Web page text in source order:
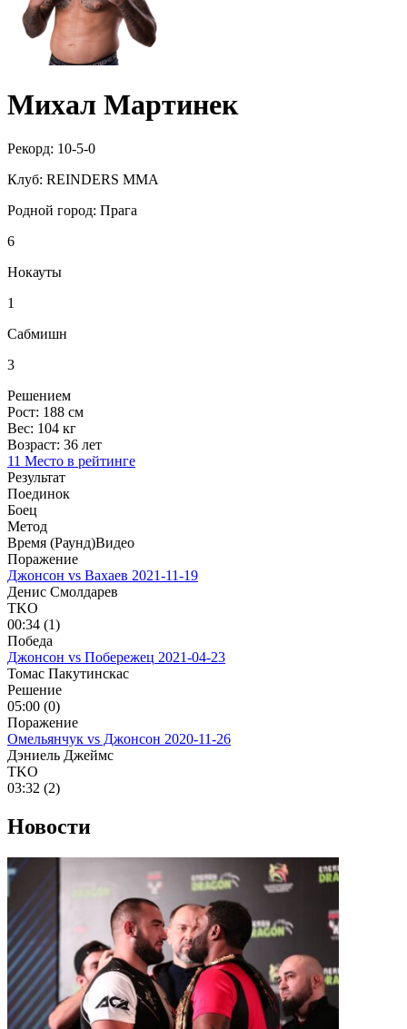
Михал Мартинек
Рекорд: 10-5-0
Клуб: REINDERS MMA
Родной город: Прага
6
Нокауты
1
Сабмишн
3
Решением
Рост: 188 см
Вес: 104 кг
Возраст: 36 лет
11 Место в рейтинге
Результат
Поединок
Боец
Метод
Время (Раунд)Видео
Поражение
Джонсон vs Вахаев 2021-11-19
Денис Смолдарев
TKO
00:34 (1)
Победа
Джонсон vs Побережец 2021-04-23
Томас Пакутинскас
Решение
05:00 (0)
Поражение
Омельянчук vs Джонсон 2020-11-26
Дэниель Джеймс
TKO
03:32 (2)
Новости